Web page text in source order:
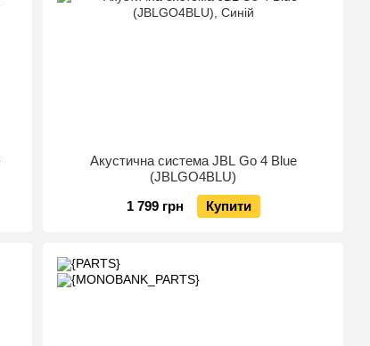
Акустична система JBL Go 4 Blue
(JBLGO4BLU)
1 799 грн
Купити